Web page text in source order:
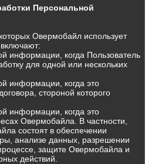
Персональной
Овермобайл использует
информации, когда Пользователь
для одной или нескольких
информации, когда это
стороной которого
информации, когда это
Овермобайла. В частности,
состоят в обеспечении
анализе данных, разрешении
защите Овермобайла и
действий.